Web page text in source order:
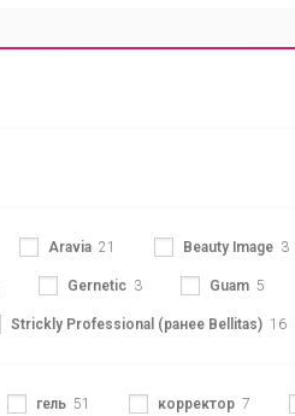
Aravia 21 Beauty Image 3
Gernetic 3 Guam 5
Strickly Professional (ранее Bellitas) 16
гель 51 корректор 7